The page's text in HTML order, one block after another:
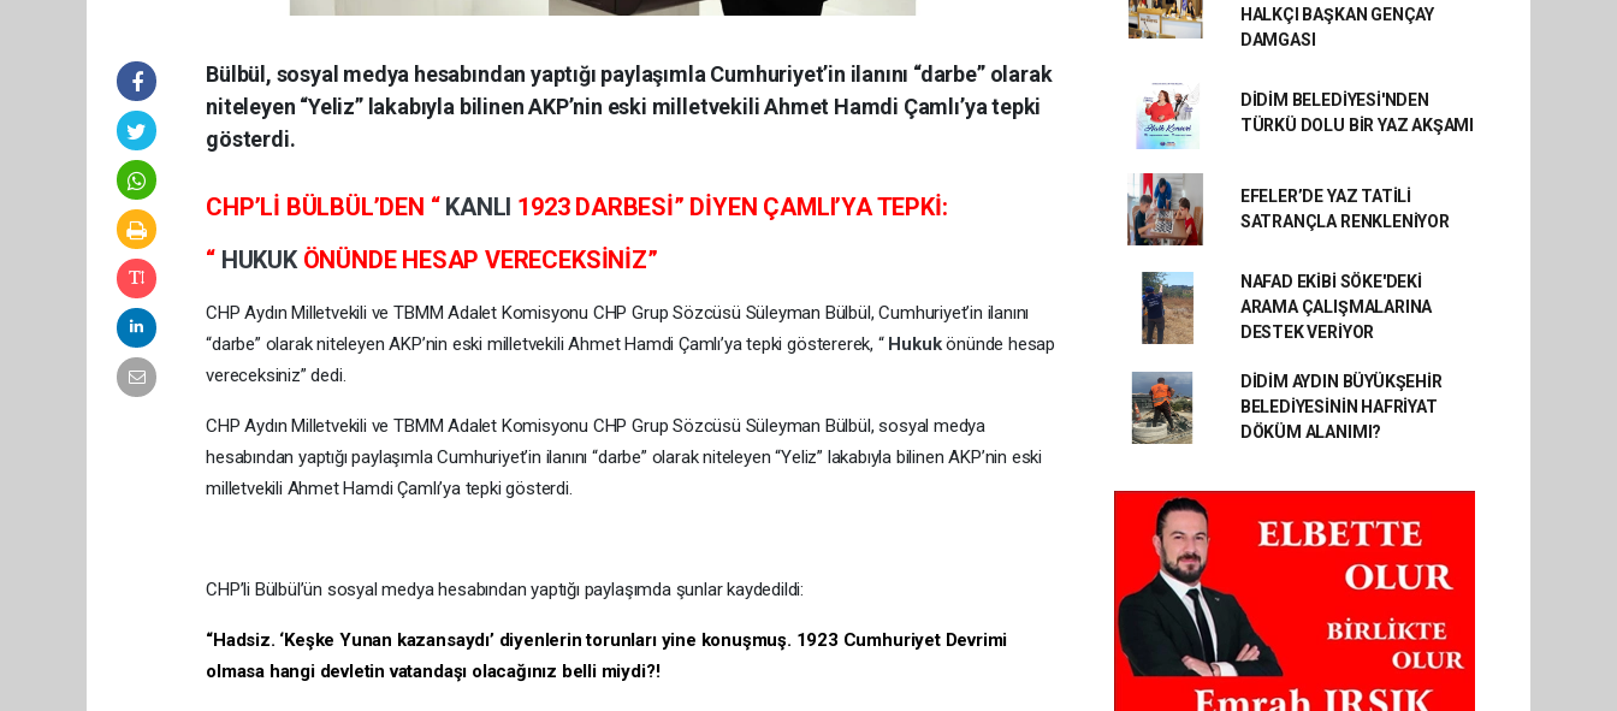
Bülbül, sosyal medya hesabından yaptığı paylaşımla Cumhuriyet’in ilanını “darbe” olarak
niteleyen “Yeliz” lakabıyla bilinen AKP’nin eski milletvekili Ahmet Hamdi Çamlı’ya tepki
gösterdi.
CHP’Lİ BÜLBÜL’DEN “ KANLI 1923 DARBESİ” DİYEN ÇAMLI’YA TEPKİ:
“ HUKUK ÖNÜNDE HESAP VERECEKSİNİZ”
CHP Aydın Milletvekili ve TBMM Adalet Komisyonu CHP Grup Sözcüsü Süleyman Bülbül, Cumhuriyet’in ilanını
“darbe” olarak niteleyen AKP’nin eski milletvekili Ahmet Hamdi Çamlı’ya tepki göstererek, “ Hukukönünde hesap
vereceksiniz” dedi.
CHP Aydın Milletvekili ve TBMM Adalet Komisyonu CHP Grup Sözcüsü Süleyman Bülbül, sosyal medya
hesabından yaptığı paylaşımla Cumhuriyet’in ilanını “darbe” olarak niteleyen “Yeliz” lakabıyla bilinen AKP’nin eski
milletvekili Ahmet Hamdi Çamlı’ya tepki gösterdi.
CHP’li Bülbül’ün sosyal medya hesabından yaptığı paylaşımda şunlar kaydedildi:
“Hadsiz. ‘Keşke Yunan kazansaydı’ diyenlerin torunları yine konuşmuş. 1923 Cumhuriyet Devrimi
olmasa hangi devletin vatandaşı olacağınız belli miydi?!
HALKÇI BAŞKAN GENÇAY
DAMGASI
DİDİM BELEDİYESİ'NDEN
TÜRKÜ DOLU BİR YAZ AKŞAMI
EFELER’DE YAZ TATİLİ
SATRANÇLA RENKLENİYOR
NAFAD EKİBİ SÖKE'DEKİ
ARAMA ÇALIŞMALARINA
DESTEK VERİYOR
DİDİM AYDIN BÜYÜKŞEHİR
BELEDİYESİNİN HAFRİYAT
DÖKÜM ALANIMI?